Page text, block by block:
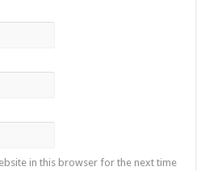
in this browser for the next time